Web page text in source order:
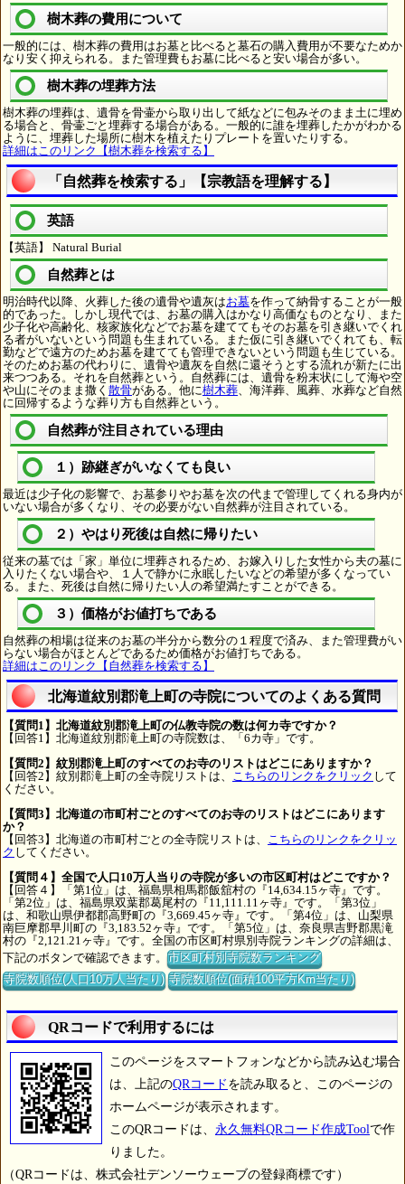
樹木葬の費用について
一般的には、樹木葬の費用はお墓と比べると墓石の購入費用が不要なためか
なり安く抑えられる。また管理費もお墓に比べると安い場合が多い。
樹木葬の埋葬方法
樹木葬の埋葬は、遺骨を骨壷から取り出して紙などに包みそのまま土に埋め
る場合と、骨壷ごと埋葬する場合がある。一般的に誰を埋葬したかがわかる
ように、埋葬した場所に樹木を植えたりプレートを置いたりする。
詳細はこのリンク【樹木葬を検索する】
「自然葬を検索する」【宗教語を理解する】
英語
【英語】 Natural Burial
自然葬とは
明治時代以降、火葬した後の遺骨や遺灰はお墓を作って納骨することが一般
的であった。しかし現代では、お墓の購入はかなり高価なものとなり、また
少子化や高齢化、核家族化などでお墓を建ててもそのお墓を引き継いでくれ
る者がいないという問題も生まれている。また仮に引き継いでくれても、転
勤などで遠方のためお墓を建てても管理できないという問題も生じている。
そのためお墓の代わりに、遺骨や遺灰を自然に還そうとする流れが新たに出
来つつある。それを自然葬という。自然葬には、遺骨を粉末状にして海や空
や山にそのまま撒く 散骨がある。他に樹木葬、海洋葬、風葬、水葬など自然
に回帰するような葬り方も自然葬という。
自然葬が注目されている理由
１）跡継ぎがいなくても良い
最近は少子化の影響で、お墓参りやお墓を次の代まで管理してくれる身内が
いない場合が多くなり、その必要がない自然葬が注目されている。
２）やはり死後は自然に帰りたい
従来の墓では「家」単位に埋葬されるため、お嫁入りした女性から夫の墓に
入りたくない場合や、１人で静かに永眠したいなどの希望が多くなってい
る。また、死後は自然に帰りたい人の希望満たすことができる。
３）価格がお値打ちである
自然葬の相場は従来のお墓の半分から数分の１程度で済み、また管理費がい
らない場合がほとんどであるため価格がお値打ちである。
詳細はこのリンク【自然葬を検索する】
北海道紋別郡滝上町の寺院についてのよくある質問
【質問1】北海道紋別郡滝上町の仏教寺院の数は何カ寺ですか？
【回答1】北海道紋別郡滝上町の寺院数は、「6カ寺」です。
【質問2】紋別郡滝上町のすべてのお寺のリストはどこにありますか？
【回答2】紋別郡滝上町の全寺院リストは、 こちらのリンクをクリック して
ください。
【質問3】北海道の市町村ごとのすべてのお寺のリストはどこにあります
か？
【回答3】北海道の市町村ごとの全寺院リストは、 こちらのリンクをクリッ
ク してください。
【質問４】全国で人口10万人当りの寺院が多いの市区町村はどこですか？
【回答４】「第1位」は、福島県相馬郡飯舘村の『14,634.15ヶ寺』です。
「第2位」は、福島県双葉郡葛尾村の『11,111.11ヶ寺』です。「第3位」
は、和歌山県伊都郡高野町の『3,669.45ヶ寺』です。「第4位」は、山梨県
南巨摩郡早川町の『3,183.52ヶ寺』です。「第5位」は、奈良県吉野郡黒滝
村の『2,121.21ヶ寺』です。全国の市区町村県別寺院ランキングの詳細は、
下記のボタンで確認できます。市区町村別寺院数ランキング
寺院数順位(人口10万人当たり) 寺院数順位(面積100平方Km当たり)
QRコードで利用するには
このページをスマートフォンなどから読み込む場合
は、上記のQRコード を読み取ると、このページの
ホームページが表示されます。
このQRコードは、 永久無料QRコード作成Toolで作
りました。
（QRコードは、株式会社デンソーウェーブの登録商標です）